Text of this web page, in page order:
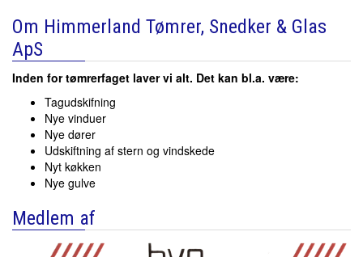
Om Himmerland Tømrer, Snedker & Glas
ApS
​Inden for tømrerfaget laver vi alt. Det kan bl.a. være:
Tagudskifning
Nye vinduer
Nye dører
Udskiftning af stern og vindskede
Nyt køkken
Nye gulve
Medlem af